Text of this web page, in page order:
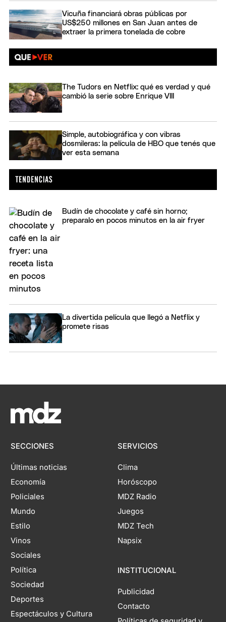
Vicuña financiará obras públicas por
US$250 millones en San Juan antes de
extraer la primera tonelada de cobre
The Tudors en Netflix: qué es verdad y qué
cambió la serie sobre Enrique VIII
Simple, autobiográfica y con vibras
dosmileras: la película de HBO que tenés que
ver esta semana
Budín de chocolate y café sin horno;
preparalo en pocos minutos en la air fryer
La divertida película que llegó a Netflix y
promete risas
SECCIONES
Últimas noticias
Economía
Policiales
Mundo
Estilo
Vinos
Sociales
Política
Sociedad
Deportes
Espectáculos y Cultura
SERVICIOS
Clima
Horóscopo
MDZ Radio
Juegos
MDZ Tech
Napsix
INSTITUCIONAL
Publicidad
Contacto